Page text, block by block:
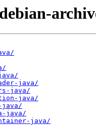
java/
java/
java/
java/
java/
java/